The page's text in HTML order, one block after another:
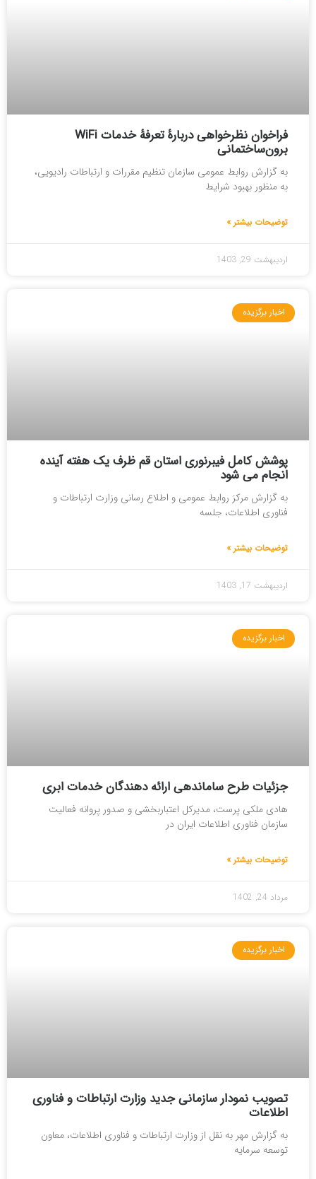
فراخوان نظرخواهی دربارۀ تعرفۀ خدمات WiFi
برون‌ساختمانی
به گزارش روابط عمومی سازمان تنظیم مقررات و ارتباطات رادیویی،
به منظور بهبود شرایط
توضیحات بیشتر »
اردیبهشت 29, 1403
اخبار برگزیده
پوشش کامل فیبرنوری استان قم ظرف یک هفته آینده
انجام می شود
به گزارش مرکز روابط عمومی و اطلاع رسانی وزارت ارتباطات و
فناوری اطلاعات، جلسه
توضیحات بیشتر »
اردیبهشت 17, 1403
اخبار برگزیده
جزئیات طرح ساماندهی ارائه دهندگان خدمات ابری
هادی ملکی پرست، مدیرکل اعتباربخشی و صدور پروانه فعالیت
سازمان فناوری اطلاعات ایران در
توضیحات بیشتر »
مرداد 24, 1402
اخبار برگزیده
تصویب نمودار سازمانی جدید وزارت ارتباطات و فناوری
اطلاعات
به گزارش مهر به نقل از وزارت ارتباطات و فناوری اطلاعات، معاون
توسعه سرمایه